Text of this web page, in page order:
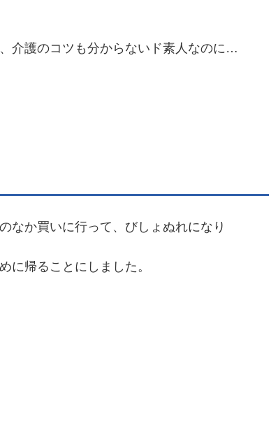
介護のコツも分からないド素人なのに…
なか買いに行って、びしょぬれになり
に帰ることにしました。